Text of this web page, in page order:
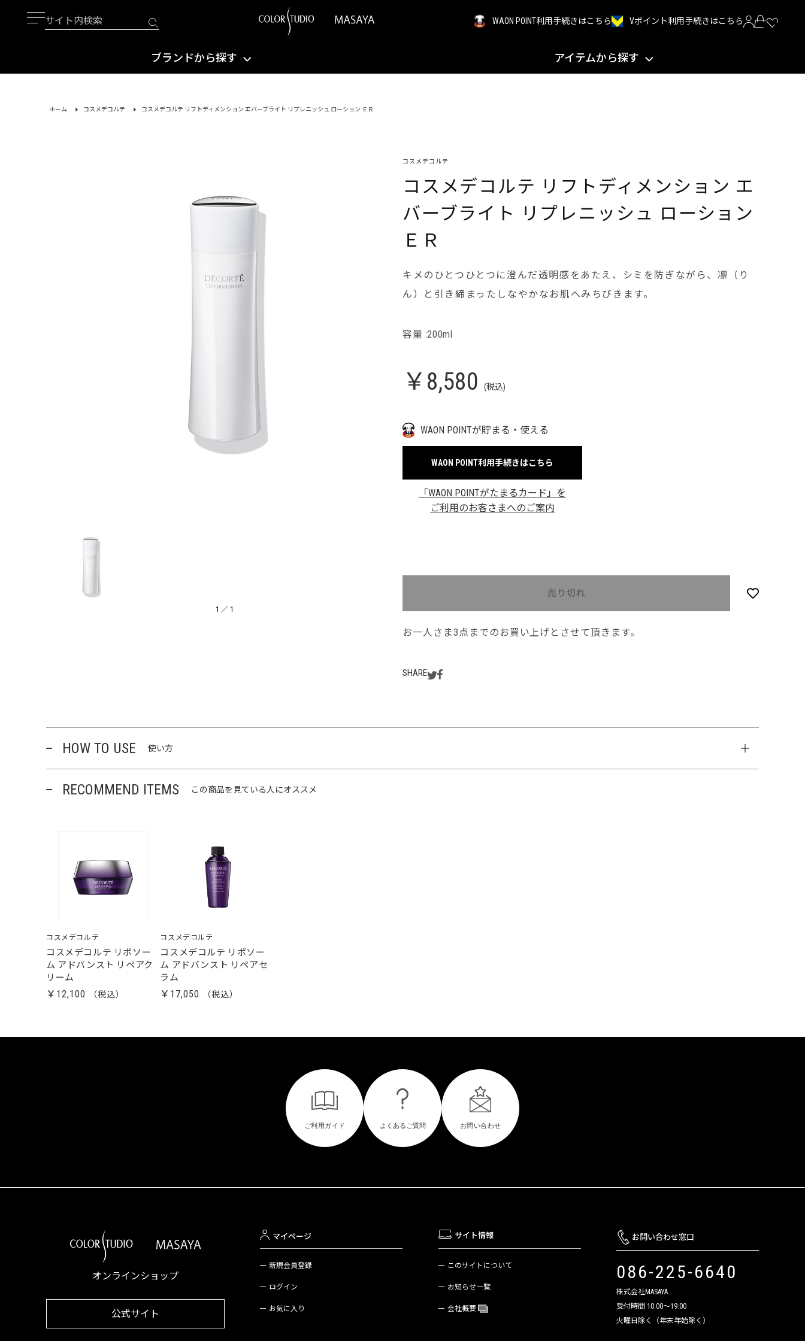
WAON POINT利用手続きはこちら Vポイント利用手続きはこちら
ブランドから探す アイテムから探す
ホーム コスメデコルテ コスメデコルテ リフトディメンション エバーブライト リプレニッシュ ローション ＥＲ
1 ／ 1
コスメデコルテ
コスメデコルテ リフトディメンション エ
バーブライト リプレニッシュ ローション
ＥＲ
キメのひとつひとつに澄んだ透明感をあたえ、シミを防ぎながら、凛（り
ん）と引き締まったしなやかなお肌へみちびきます。
容量 :200ml
￥8,580 (税込)
WAON POINTが貯まる・使える
WAON POINT利用手続きはこちら
「WAON POINTがたまるカード」を
ご利用のお客さまへのご案内
売り切れ
お一人さま3点までのお買い上げとさせて頂きます。
SHARE
HOW TO USE 使い方
RECOMMEND ITEMS この商品を見ている人にオススメ
コスメデコルテ
コスメデコルテ リポソー
ム アドバンスト リペアク
リーム
￥12,100
コスメデコルテ
コスメデコルテ リポソー
ム アドバンスト リペアセ
ラム
￥17,050
オンラインショップ
公式サイト
マイページ
新規会員登録
ログイン
お気に入り
サイト情報
このサイトについて
お知らせ一覧
会社概要
お問い合わせ窓口
086-225-6640
株式会社MASAYA
受付時間 10:00～19:00
火曜日除く（年末年始除く）